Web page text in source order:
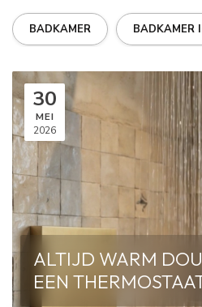
BADKAMER BADKAMER
30
MEI
2026
ALTIJD WARM
EEN